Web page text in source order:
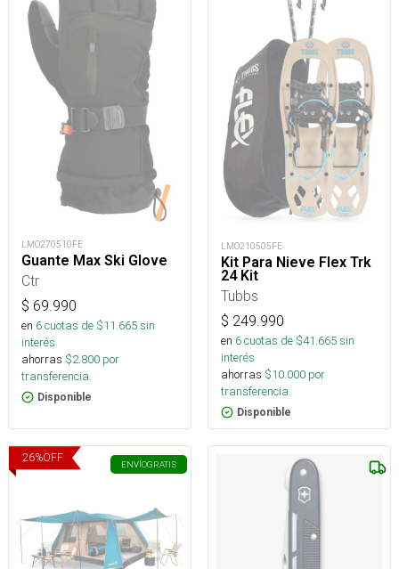
LMO270510FE
Guante Max Ski Glove
Ctr
$ 69.990
en 6cuotas de $11.665sin
interés
ahorras $2.800 por
transferencia.
Disponible
LMO210505FE
Kit Para Nieve Flex Trk
24 Kit
Tubbs
$ 249.990
en 6cuotas de $41.665sin
interés
ahorras $10.000 por
transferencia.
Disponible
26%OFF
ENVÍOGRATIS